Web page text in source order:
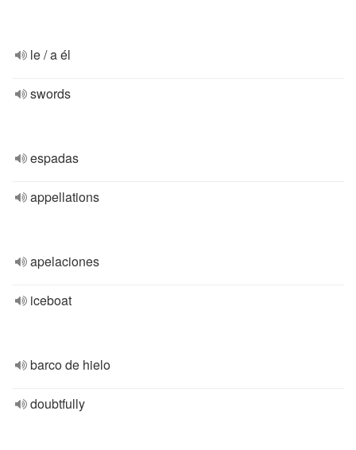
le / a él
swords
espadas
appellations
apelaciones
iceboat
barco de hielo
doubtfully